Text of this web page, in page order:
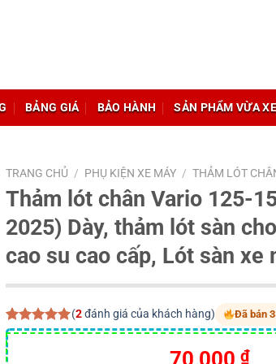
BẢNG GIÁ BẢO HÀNH SẢN PHẨM VỪA
TRANG CHỦ / PHỤ KIỆN XE MÁY / THẢM LÓT
Thảm lót chân Vario 125-
2025) Dày, thảm lót sàn
cao su cao cấp, Lót sàn xe
5.00trên 5
dựa trên
2
đánh giá
(2đánh giá của khách hàng) Đã bán
70,000₫